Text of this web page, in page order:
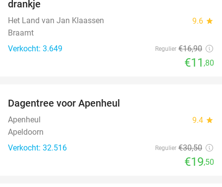
drankje
Het Land van Jan Klaassen 9.6 star
Braamt
Verkocht: 3.649
Regulier €16,90
€11 ,80
Dagentree voor Apenheul
Apenheul 9.4 star
Apeldoorn
Verkocht: 32.516
Regulier €30,50
€19,50